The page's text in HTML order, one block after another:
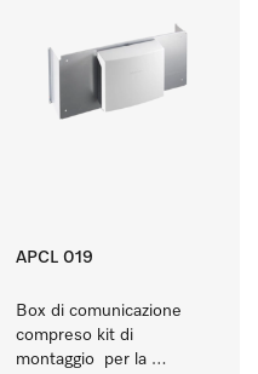
APCL 019
Box di comunicazione
compreso kit di
montaggio  per la